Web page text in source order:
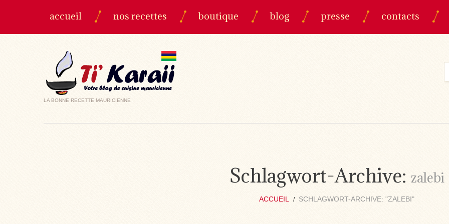
accueil nos recettes boutique blog presse contacts
LA BONNE RECETTE MAURICIENNE
Schlagwort-Archive: zalebi
ACCUEIL SCHLAGWORT-ARCHIVE: "ZALEBI"